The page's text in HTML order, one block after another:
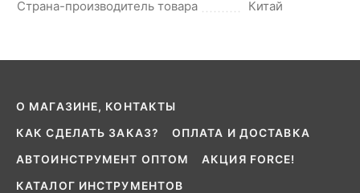
Страна-производитель товара
Китай
О МАГАЗИНЕ, КОНТАКТЫ
КАК СДЕЛАТЬ ЗАКАЗ? ОПЛАТА И ДОСТАВКА
АВТОИНСТРУМЕНТ ОПТОМ АКЦИЯ FORCE!
КАТАЛОГ ИНСТРУМЕНТОВ